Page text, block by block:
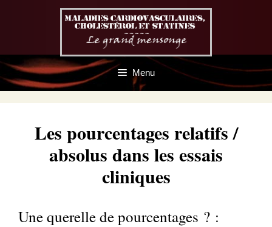
Menu
Les pourcentages relatifs /
absolus dans les essais
cliniques
Une querelle de pourcentages ? :